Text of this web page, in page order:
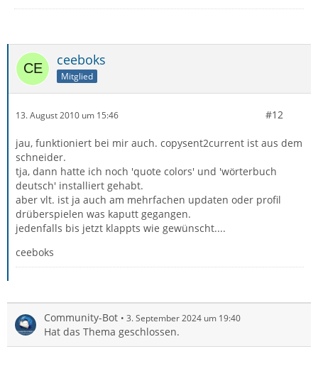
ceeboks
Mitglied
13. August 2010 um 15:46 #12
jau, funktioniert bei mir auch. copysent2current ist aus dem
schneider.
tja, dann hatte ich noch 'quote colors' und 'wörterbuch
deutsch' installiert gehabt.
aber vlt. ist ja auch am mehrfachen updaten oder profil
drüberspielen was kaputt gegangen.
jedenfalls bis jetzt klappts wie gewünscht....
ceeboks
Community-Bot 3. September 2024 um 19:40
Hat das Thema geschlossen.